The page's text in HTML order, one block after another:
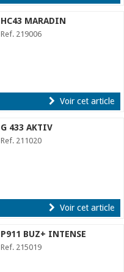
HC43 MARADIN
Ref. 219006
Voir cet article
G 433 AKTIV
Ref. 211020
Voir cet article
P911 BUZ+ INTENSE
Ref. 215019